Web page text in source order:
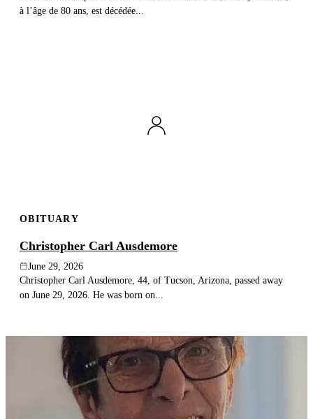
à l’âge de 80 ans, est décédée...
OBITUARY
Christopher Carl Ausdemore
June 29, 2026
Christopher Carl Ausdemore, 44, of Tucson, Arizona, passed away
on June 29, 2026. He was born on...